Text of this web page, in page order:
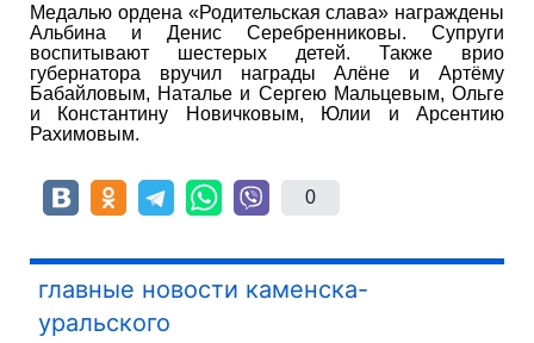
Медалью ордена «Родительская слава» награждены
Альбина и Денис Серебренниковы. Супруги
воспитывают шестерых детей. Также врио
губернатора вручил награды Алёне и Артёму
Бабайловым, Наталье и Сергею Мальцевым, Ольге
и Константину Новичковым, Юлии и Арсентию
Рахимовым.
0
главные новости каменска-
уральского